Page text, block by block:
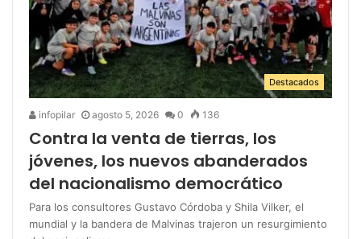
Destacados
infopilar agosto 5, 2026 0 136
Contra la venta de tierras, los
jóvenes, los nuevos abanderados
del nacionalismo democrático
Para los consultores Gustavo Córdoba y Shila Vilker, el
mundial y la bandera de Malvinas trajeron un resurgimiento